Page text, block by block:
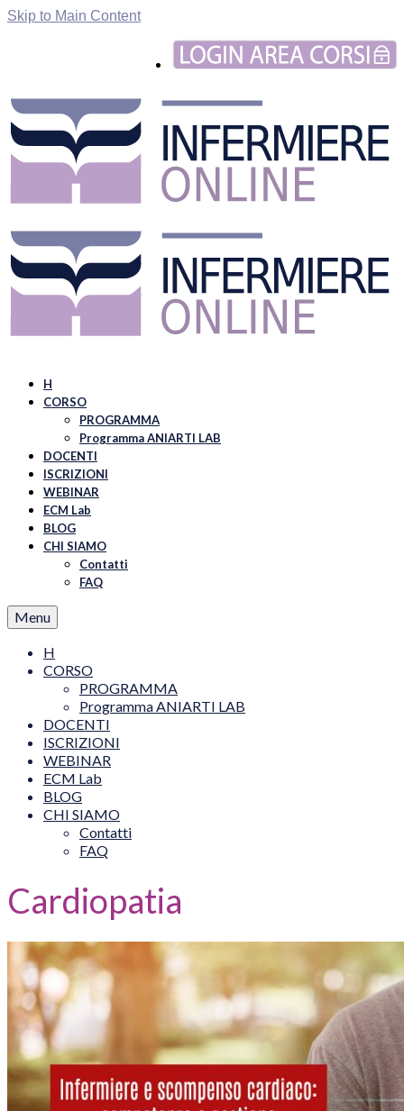
Skip to Main Content
H
CORSO
PROGRAMMA
Programma ANIARTI LAB
DOCENTI
ISCRIZIONI
WEBINAR
ECM Lab
BLOG
CHI SIAMO
Contatti
FAQ
Menu
H
CORSO
PROGRAMMA
Programma ANIARTI LAB
DOCENTI
ISCRIZIONI
WEBINAR
ECM Lab
BLOG
CHI SIAMO
Contatti
FAQ
Cardiopatia